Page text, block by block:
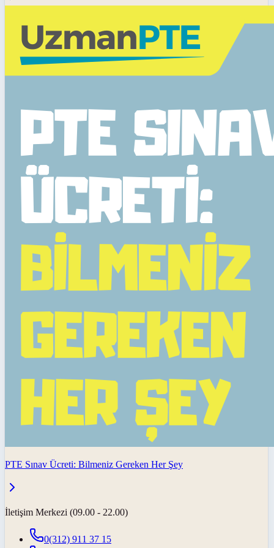
PTE Sınav Ücreti: Bilmeniz Gereken Her Şey
İletişim Merkezi (09.00 - 22.00)
0(312) 911 37 15